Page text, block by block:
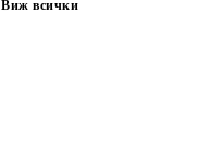
GOLD 60х120см, тип
30X90CM, ГЛАНЦ
Виж всички